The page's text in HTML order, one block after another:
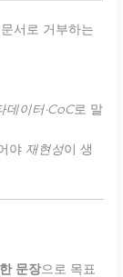
서로 거부하는
데이터·CoC로 말
야 재현성이 생
한 문장으로 목표